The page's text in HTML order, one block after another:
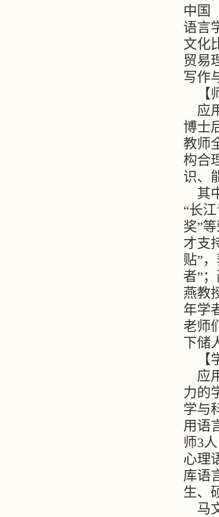
中国
语言
文化
贸易
写作
应
博士
教师
构合
识、
其
“长
奖”
才支
贴”
者”
燕教
年学
老师
下储
应
力的
学与
用语
师3
心理
库语
生、
马